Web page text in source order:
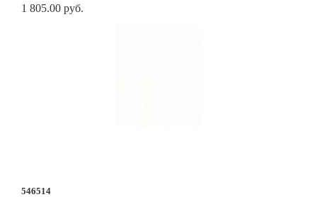
1 805.00 руб.
546514